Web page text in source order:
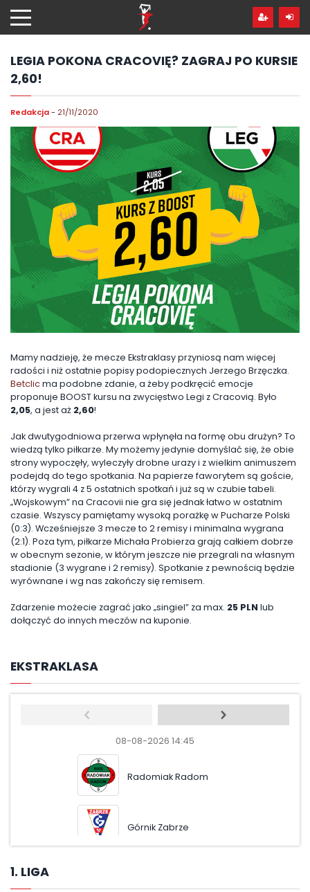
hdo
treści
EKSTRAKLASA
08-08-2026 14:45
Radomiak Radom
Górnik Zabrze
1. LIGA
LEGIA POKONA CRACOVIĘ? ZAGRAJ PO KURSIE
2,60!
Redakcja- 21/11/2020
Mamy nadzieję, że mecze Ekstraklasy przyniosą nam więcej
radości i niż ostatnie popisy podopiecznych Jerzego Brzęczka.
Betclicma podobne zdanie, a żeby podkręcić emocje
proponuje BOOST kursu na zwycięstwo Legi z Cracovią. Było
2,05, a jest aż 2,60!
Jak dwutygodniowa przerwa wpłynęła na formę obu drużyn? To
wiedzą tylko piłkarze. My możemy jedynie domyślać się, że obie
strony wypoczęły, wyleczyły drobne urazy i z wielkim animuszem
podejdą do tego spotkania. Na papierze faworytem są goście,
którzy wygrali 4 z 5 ostatnich spotkań i już są w czubie tabeli.
„Wojskowym” na Cracovii nie gra się jednak łatwo w ostatnim
czasie. Wszyscy pamiętamy wysoką porażkę w Pucharze Polski
(0:3). Wcześniejsze 3 mecze to 2 remisy i minimalna wygrana
(2:1). Poza tym, piłkarze Michała Probierza grają całkiem dobrze
w obecnym sezonie, w którym jeszcze nie przegrali na własnym
stadionie (3 wygrane i 2 remisy). Spotkanie z pewnością będzie
wyrównane i wg nas zakończy się remisem.
Zdarzenie możecie zagrać jako „singiel” za max. 25 PLN lub
dołączyć do innych meczów na kuponie.